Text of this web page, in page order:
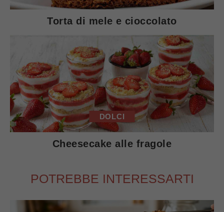
Torta di mele e cioccolato
DOLCI
Cheesecake alle fragole
POTREBBE INTERESSARTI